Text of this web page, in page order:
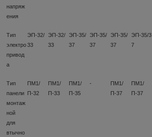
напряж
ения
Тип
электро
привод
а
ЭП-32/
33
ЭП-32/
33
ЭП-35/
37
ЭП-35/
37
ЭП-35/
37
ЭП-35/3
7
Тип
панели
монтаж
ной
для
втычно
ПМ1/
П-32
ПМ1/
П-33
ПМ1/
П-35
-
ПМ1/
П-37
ПМ1/
П-37